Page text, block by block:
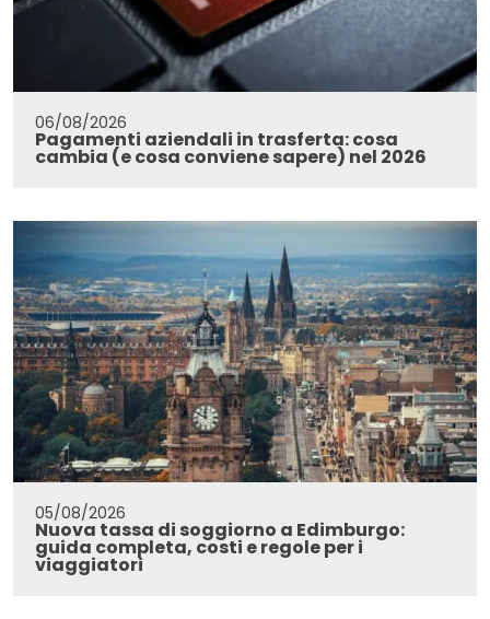
06/08/2026
Pagamenti aziendali in trasferta: cosa
cambia (e cosa conviene sapere) nel 2026
05/08/2026
Nuova tassa di soggiorno a Edimburgo:
guida completa, costi e regole per i
viaggiatori